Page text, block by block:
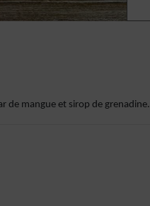
de mangue et sirop de grenadine.